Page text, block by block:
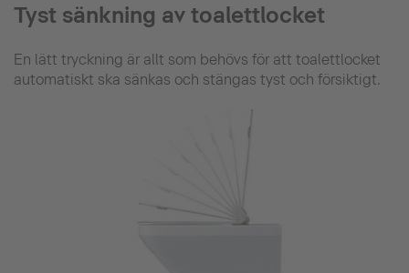
Tyst sänkning av toalettlocket
En lätt tryckning är allt som behövs för att toalettlocket
automatiskt ska sänkas och stängas tyst och försiktigt.